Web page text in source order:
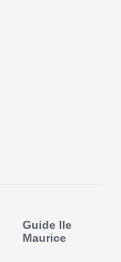
Guide Ile
Maurice